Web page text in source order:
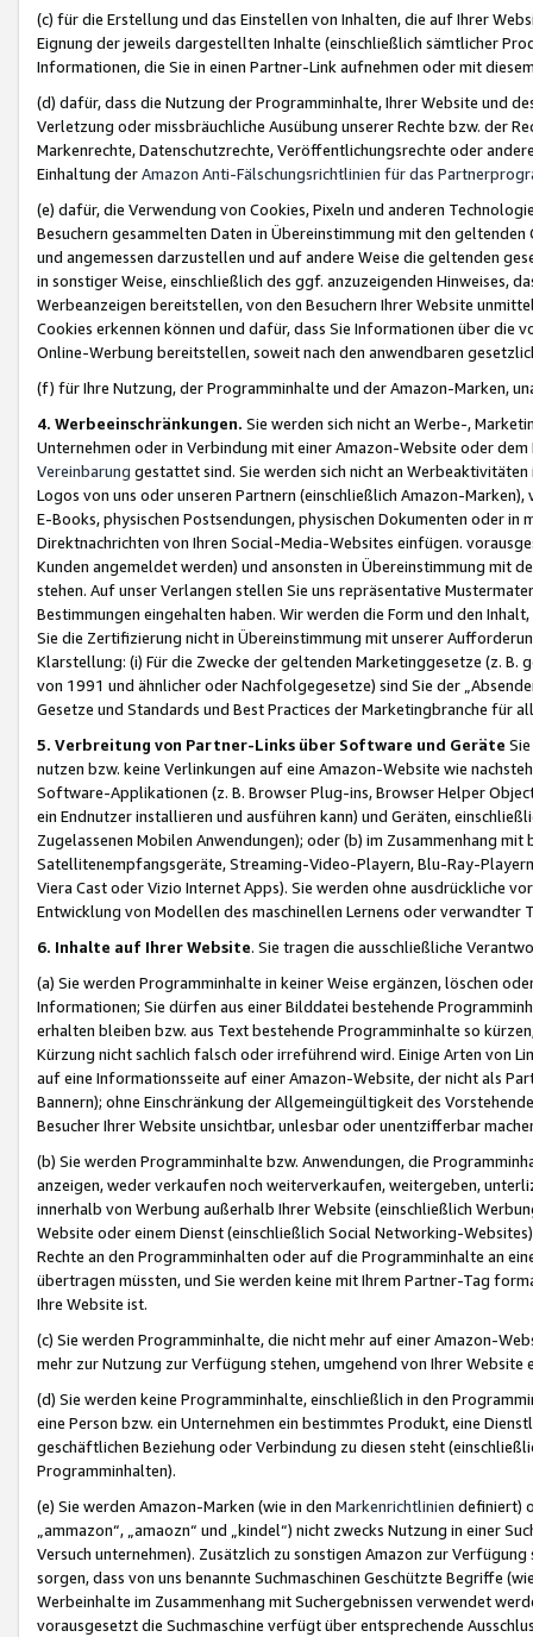
(c) für die Erstellung und das Einstellen von Inhalten, die auf Ihrer
Eignung der jeweils dargestellten Inhalte (einschließlich sämtlicher
Informationen, die Sie in einen Partner-Link aufnehmen oder mit
(d) dafür, dass die Nutzung der Programminhalte, Ihrer Website und
Verletzung oder missbräuchliche Ausübung unserer Rechte bzw. der
Markenrechte, Datenschutzrechte, Veröffentlichungsrechte oder
Einhaltung derAmazon Anti-Fälschungsrichtlinien für das
(e) dafür, die Verwendung von Cookies, Pixeln und anderen
Besuchern gesammelten Daten in Übereinstimmung mit den
und angemessen darzustellen und auf andere Weise die geltenden
in sonstiger Weise, einschließlich des ggf. anzuzeigenden Hinweises,
Werbeanzeigen bereitstellen, von den Besuchern Ihrer Website
Cookies erkennen können und dafür, dass Sie Informationen über die
Online-Werbung bereitstellen, soweit nach den anwendbaren
(f) für Ihre Nutzung, der Programminhalte und der Amazon-Marken,
4. Werbeeinschränkungen. Sie werden sich nicht an Werbe-,
Unternehmen oder in Verbindung mit einer Amazon-Website oder
Vereinbarung gestattet sind. Sie werden sich nicht an
Logos von uns oder unseren Partnern (einschließlich Amazon-
E-Books, physischen Postsendungen, physischen Dokumenten oder in
Direktnachrichten von Ihren Social-Media-Websites einfügen.
Kunden angemeldet werden) und ansonsten in Übereinstimmung mit
stehen. Auf unser Verlangen stellen Sie uns repräsentative
Bestimmungen eingehalten haben. Wir werden die Form und den
Sie die Zertifizierung nicht in Übereinstimmung mit unserer
Klarstellung: (i) Für die Zwecke der geltenden Marketinggesetze (z. B.
von 1991 und ähnlicher oder Nachfolgegesetze) sind Sie der
Gesetze und Standards und Best Practices der Marketingbranche für
5. Verbreitung von Partner-Links über Software und Geräte
nutzen bzw. keine Verlinkungen auf eine Amazon-Website wie
Software-Applikationen (z. B. Browser Plug-ins, Browser Helper
ein Endnutzer installieren und ausführen kann) und Geräten,
Zugelassenen Mobilen Anwendungen); oder (b) im Zusammenhang
Satellitenempfangsgeräte, Streaming-Video-Playern, Blu-Ray-
Viera Cast oder Vizio Internet Apps). Sie werden ohne ausdrückliche
Entwicklung von Modellen des maschinellen Lernens oder
6. Inhalte auf Ihrer Website. Sie tragen die ausschließliche
(a) Sie werden Programminhalte in keiner Weise ergänzen, löschen
Informationen; Sie dürfen aus einer Bilddatei bestehende
erhalten bleiben bzw. aus Text bestehende Programminhalte so
Kürzung nicht sachlich falsch oder irreführend wird. Einige Arten von
auf eine Informationsseite auf einer Amazon-Website, der nicht als
Bannern); ohne Einschränkung der Allgemeingültigkeit des
Besucher Ihrer Website unsichtbar, unlesbar oder unentzifferbar
(b) Sie werden Programminhalte bzw. Anwendungen, die
anzeigen, weder verkaufen noch weiterverkaufen, weitergeben,
innerhalb von Werbung außerhalb Ihrer Website (einschließlich
Website oder einem Dienst (einschließlich Social Networking-
Rechte an den Programminhalten oder auf die Programminhalte an
übertragen müssten, und Sie werden keine mit Ihrem Partner-Tag
Ihre Website ist.
(c) Sie werden Programminhalte, die nicht mehr auf einer Amazon-
mehr zur Nutzung zur Verfügung stehen, umgehend von Ihrer
(d) Sie werden keine Programminhalte, einschließlich in den
eine Person bzw. ein Unternehmen ein bestimmtes Produkt, eine
geschäftlichen Beziehung oder Verbindung zu diesen steht
Programminhalten).
(e) Sie werden Amazon-Marken (wie in den Markenrichtlinien definiert)
„ammazon“, „amaozn“ und „kindel“) nicht zwecks Nutzung in einer
Versuch unternehmen). Zusätzlich zu sonstigen Amazon zur
sorgen, dass von uns benannte Suchmaschinen Geschützte Begriffe
Werbeinhalte im Zusammenhang mit Suchergebnissen verwendet
vorausgesetzt die Suchmaschine verfügt über entsprechende